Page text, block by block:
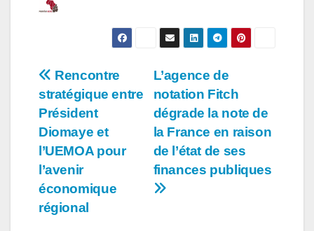
Navigation
de
l’article
L’agence de
notation Fitch
dégrade la note de
la France en raison
de l’état de ses
finances publiques
Rencontre
stratégique entre
Président
Diomaye et
l’UEMOA pour
l’avenir
économique
régional